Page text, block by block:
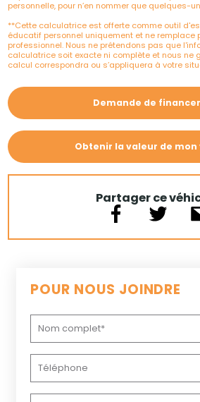
personnelle, pour n’en nommer que quelques-
**Cette calculatrice est offerte comme outil
éducatif personnel uniquement et ne remplace
professionnel. Nous ne prétendons pas que
calculatrice soit exacte ni complète et nous ne
calcul correspondra ou s’appliquera à votre
Demande de
Obtenir la valeur de mon
Partager ce
POUR NOUS JOINDRE